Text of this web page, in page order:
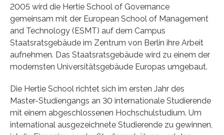
2005 wird die Hertie School of Governance
gemeinsam mit der European School of Management
and Technology (ESMT) auf dem Campus
Staatsratsgebäude im Zentrum von Berlin ihre Arbeit
aufnehmen. Das Staatsratsgebäude wird zu einem der
modernsten Universitätsgebäude Europas umgebaut.
Die Hertie School richtet sich im ersten Jahr des
Master-Studiengangs an 30 internationale Studierende
mit einem abgeschlossenen Hochschulstudium. Um
international ausgezeichnete Studierende zu gewinnen,